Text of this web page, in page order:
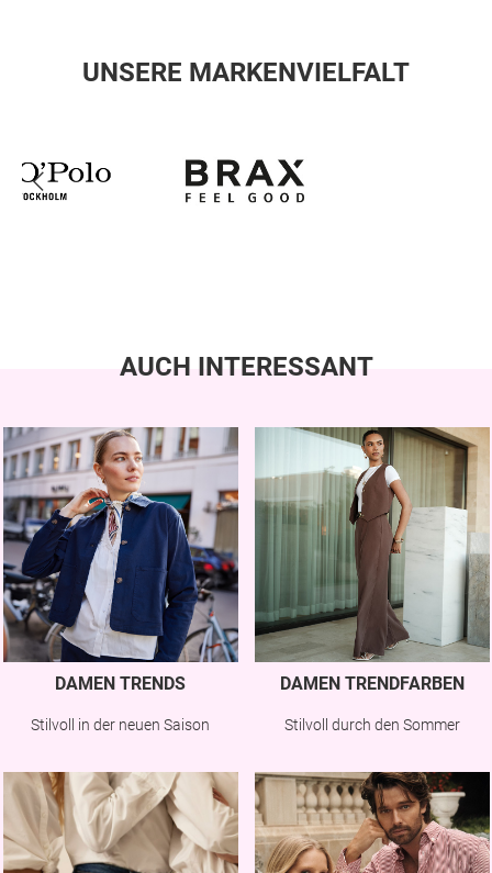
UNSERE MARKENVIELFALT
AUCH INTERESSANT
DAMEN TRENDS
Stilvoll in der neuen Saison
DAMEN TRENDFARBEN
Stilvoll durch den Sommer